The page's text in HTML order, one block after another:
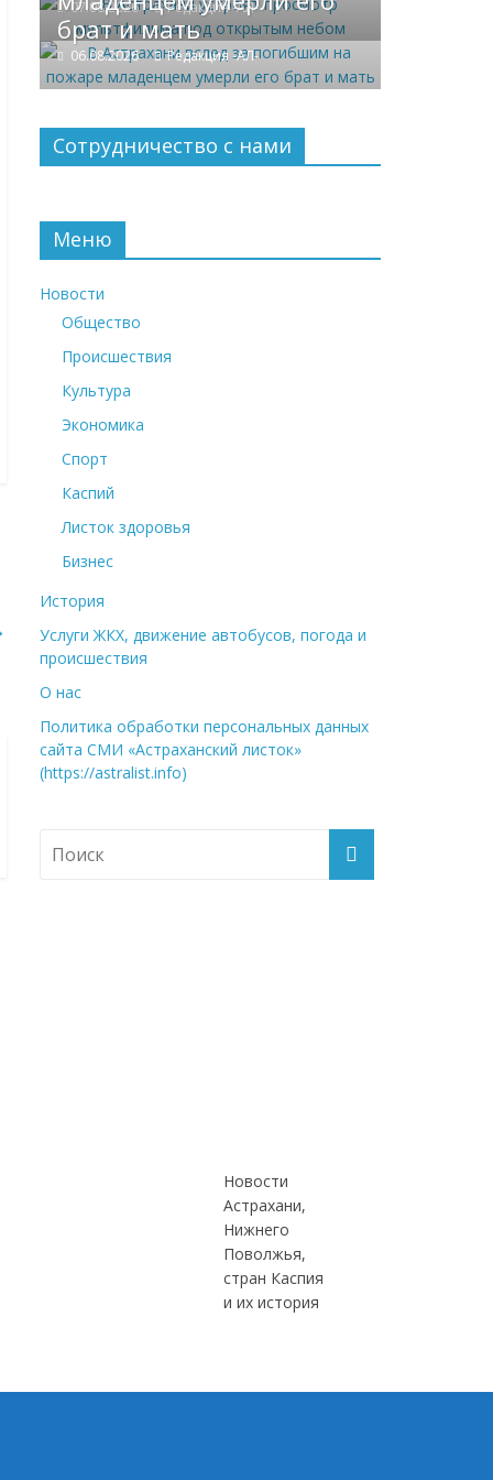
07.08.2026 Редакция -АЛ-
брат и мать
06.08.2026 Редакция -АЛ-
Сотрудничество с нами
Меню
Новости
Общество
Происшествия
Культура
Экономика
Спорт
Каспий
Листок здоровья
Бизнес
История
Услуги ЖКХ, движение автобусов, погода и
происшествия
О нас
Политика обработки персональных данных
сайта СМИ «Астраханский листок»
(https://astralist.info)
Новости
Астрахани,
Нижнего
Поволжья,
стран Каспия
и их история